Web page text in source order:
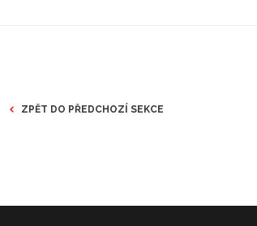
ZPĚT DO PŘEDCHOZÍ SEKCE